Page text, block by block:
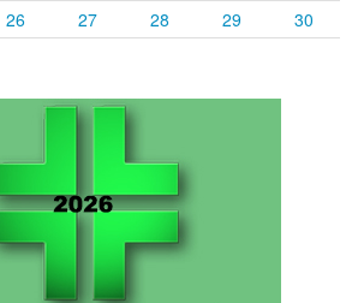
26 27 28 29
30